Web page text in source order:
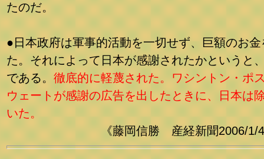
たのだ。
●日本政府は軍事的活動を一切せず、巨額のお金
た。それによって日本が感謝されたかというと
である。 徹底的に軽蔑された。ワシントン・ポ
ウェートが感謝の広告を出したときに、日本は
いた。
《藤岡信勝 産経新聞2006/1/4